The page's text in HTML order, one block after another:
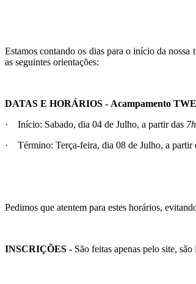
Estamos contando os dias para o início da nossa
as seguintes orientações:
DATAS E HORÁRIOS - Acampamento
· Início: Sabado, dia 04 de Julho, a partir das
· Término: Terça-feira, dia 08 de Julho, a partir
Pedimos que atentem para estes horários,
INSCRIÇÕES - São feitas apenas pelo site,